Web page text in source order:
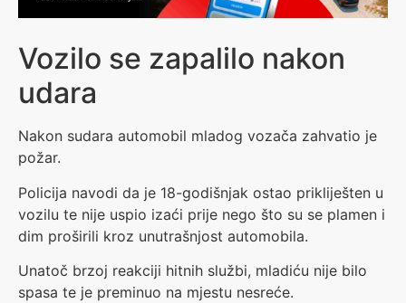
Vozilo se zapalilo nakon
udara
Nakon sudara automobil mladog vozača zahvatio je
požar.
Policija navodi da je 18-godišnjak ostao prikliješten u
vozilu te nije uspio izaći prije nego što su se plamen i
dim proširili kroz unutrašnjost automobila.
Unatoč brzoj reakciji hitnih službi, mladiću nije bilo
spasa te je preminuo na mjestu nesreće.